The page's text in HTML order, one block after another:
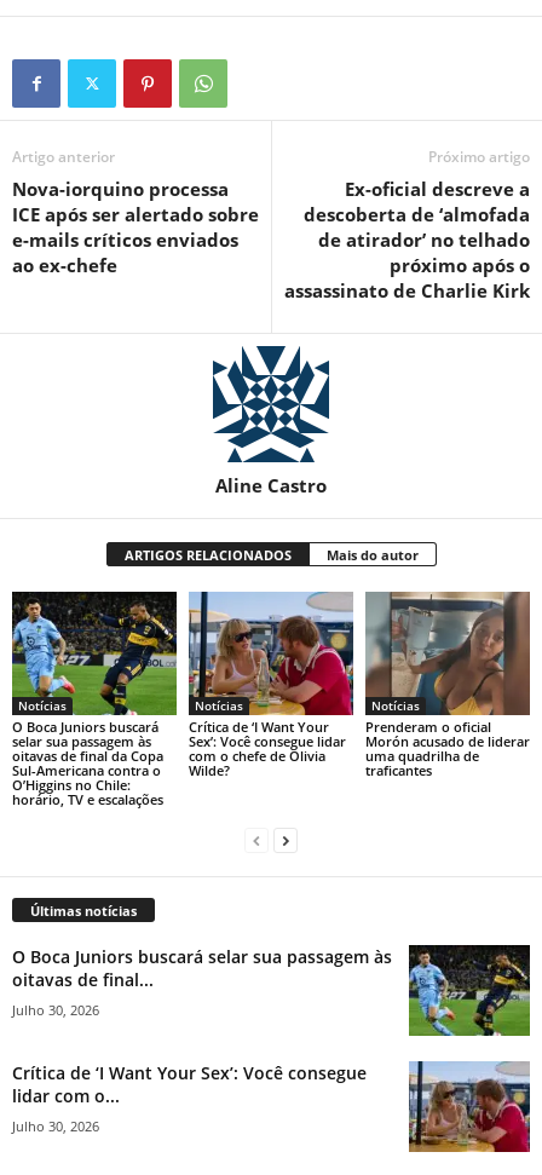
Artigo anterior
Nova-iorquino processa
ICE após ser alertado sobre
e-mails críticos enviados
ao ex-chefe
Próximo artigo
Ex-oficial descreve a
descoberta de ‘almofada
de atirador’ no telhado
próximo após o
assassinato de Charlie Kirk
Aline Castro
ARTIGOS RELACIONADOS Mais do autor
Notícias
O Boca Juniors buscará
selar sua passagem às
oitavas de final da Copa
Sul-Americana contra o
O’Higgins no Chile:
horário, TV e escalações
Notícias
Crítica de ‘I Want Your
Sex’: Você consegue lidar
com o chefe de Olivia
Wilde?
Notícias
Prenderam o oficial
Morón acusado de liderar
uma quadrilha de
traficantes
Últimas notícias
O Boca Juniors buscará selar sua passagem às
oitavas de final...
Julho 30, 2026
Crítica de ‘I Want Your Sex’: Você consegue
lidar com o...
Julho 30, 2026